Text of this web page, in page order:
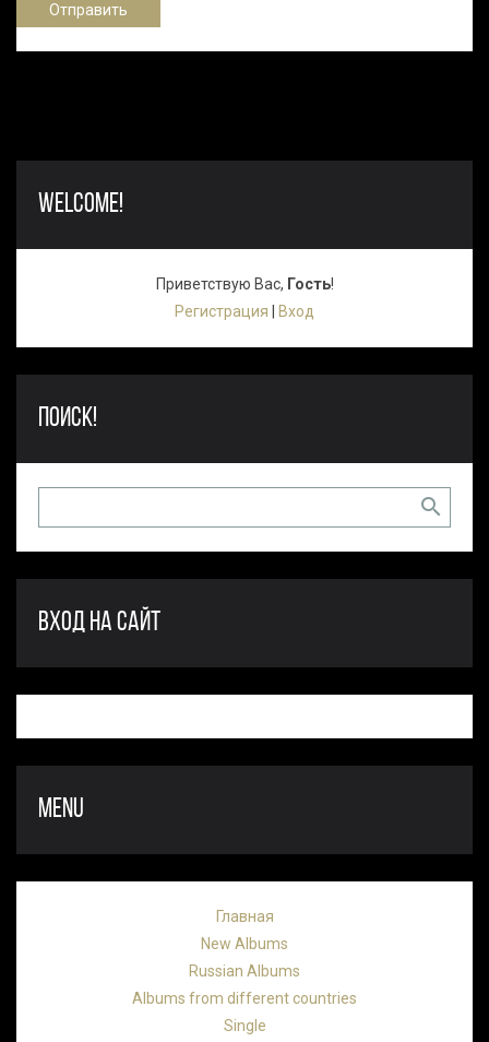
Отправить
WELCOME!
Приветствую Вас, Гость!
Регистрация
Вход
ПОИСК!
ВХОД НА САЙТ
MENU
Главная
New Albums
Russian Albums
Albums from different countries
Single